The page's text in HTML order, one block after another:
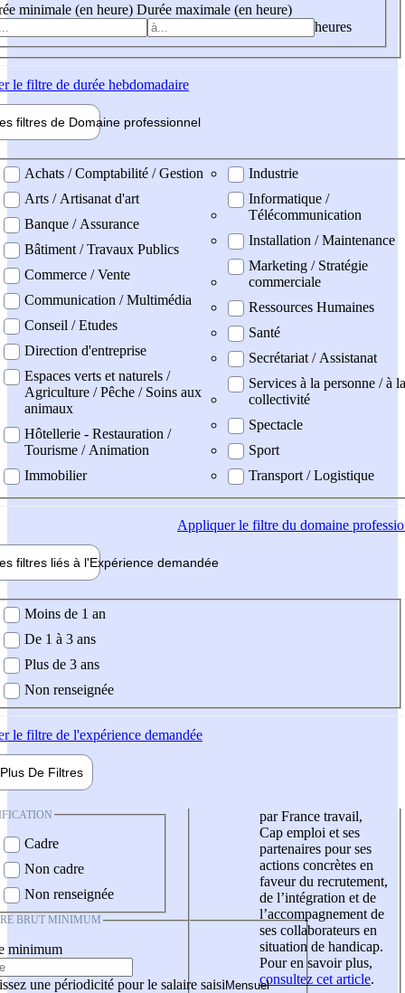
minimale (en heure) Durée maximale (en heure)
heures
le filtre de durée hebdomadaire
filtres de Domaine professionnel
professionel
Achats / Comptabilité / Gestion
Arts / Artisanat d'art
Banque / Assurance
Bâtiment / Travaux Publics
Commerce / Vente
Communication / Multimédia
Conseil / Etudes
Direction d'entreprise
Espaces verts et naturels /
Agriculture / Pêche / Soins aux
animaux
Hôtellerie - Restauration /
Tourisme / Animation
Immobilier
Industrie
Informatique /
Télécommunication
Installation / Maintenance
Marketing / Stratégie
commerciale
Ressources Humaines
Santé
Secrétariat / Assistanat
Services à la personne / à la
collectivité
Spectacle
Sport
Transport / Logistique
Appliquerle filtre du domaine
filtres liés à l'Expérience demandée
demandée
Moins de 1 an
De 1 à 3 ans
Plus de 3 ans
Non renseignée
le filtre de l'expérience demandée
Plus De Filtres
Cadre
Non cadre
Non renseignée
BRUT MINIMUM
minimum
une périodicité pour le salaire saisi
par France travail,
Cap emploi et ses
partenaires pour ses
actions concrètes en
faveur du recrutement,
de l’intégration et de
l’accompagnement de
ses collaborateurs en
situation de handicap.
Pour en savoir plus,
consultez cet article.